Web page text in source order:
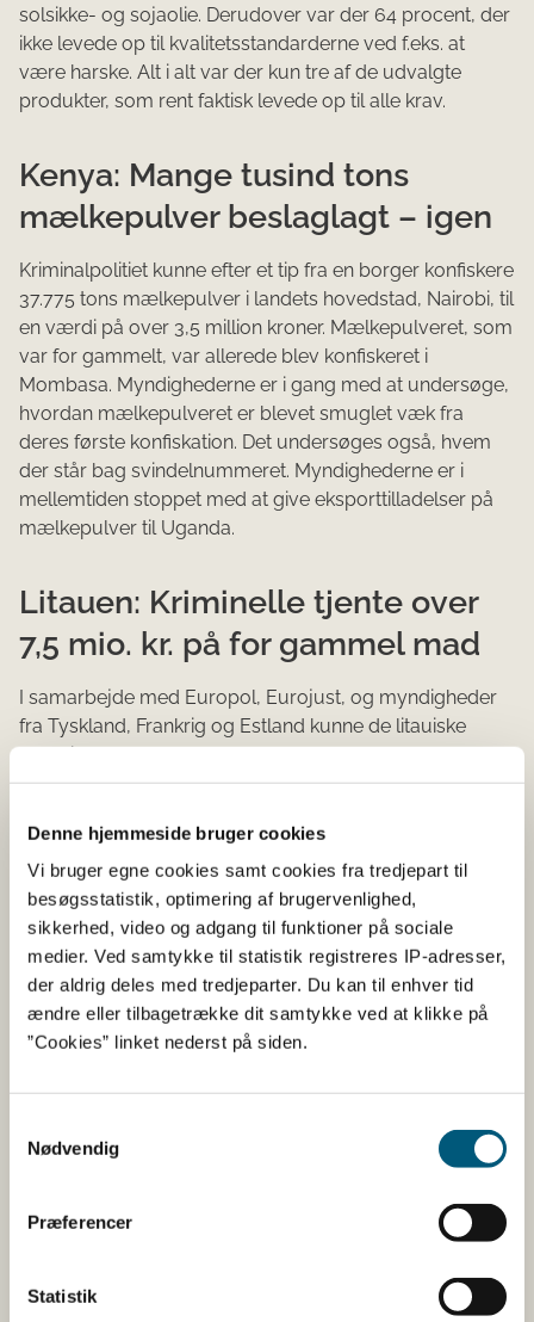
Denne hjemmeside bruger cookies
Vi bruger egne cookies samt cookies fra tredjepart til
besøgsstatistik, optimering af brugervenlighed,
sikkerhed, video og adgang til funktioner på sociale
medier. Ved samtykke til statistik registreres IP-adresser,
der aldrig deles med tredjeparter. Du kan til enhver tid
ændre eller tilbagetrække dit samtykke ved at klikke på
”Cookies” linket nederst på siden.
Nødvendig
Præferencer
Statistik
solsikke- og sojaolie. Derudover var der 64 procent, der
ikke levede op til kvalitetsstandarderne ved f.eks. at
være harske. Alt i alt var der kun tre af de udvalgte
produkter, som rent faktisk levede op til alle krav.
Kenya: Mange tusind tons
mælkepulver beslaglagt – igen
Kriminalpolitiet kunne efter et tip fra en borger konfiskere
37.775 tons mælkepulver i landets hovedstad, Nairobi, til
en værdi på over 3,5 million kroner. Mælkepulveret, som
var for gammelt, var allerede blev konfiskeret i
Mombasa. Myndighederne er i gang med at undersøge,
hvordan mælkepulveret er blevet smuglet væk fra
deres første konfiskation. Det undersøges også, hvem
der står bag svindelnummeret. Myndighederne er i
mellemtiden stoppet med at give eksporttilladelser på
mælkepulver til Uganda.
Litauen: Kriminelle tjente over
7,5 mio. kr. på for gammel mad
I samarbejde med Europol, Eurojust, og myndigheder
fra Tyskland, Frankrig og Estland kunne de litauiske
myndigheder konfiskere mere end 35 tons gammel
mad. Den kriminelle organisation, der opbevarede
fra Tyskland og Frankrig for med avanceret udstyr at
give det en ny holdbarhedsdato og sælge det på det
Litauiske marked. Der er arresteret 24 personer i sagen.
De risikerer hver at få op til otte års fængsel.
Læs hele nyhedsbrevet fra
EU
Gå til hele nyhedsbrevet Food Fraud Newsletter
maj 2023​
Presseklip fra EU